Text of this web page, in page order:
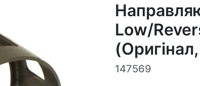
Low/
147569